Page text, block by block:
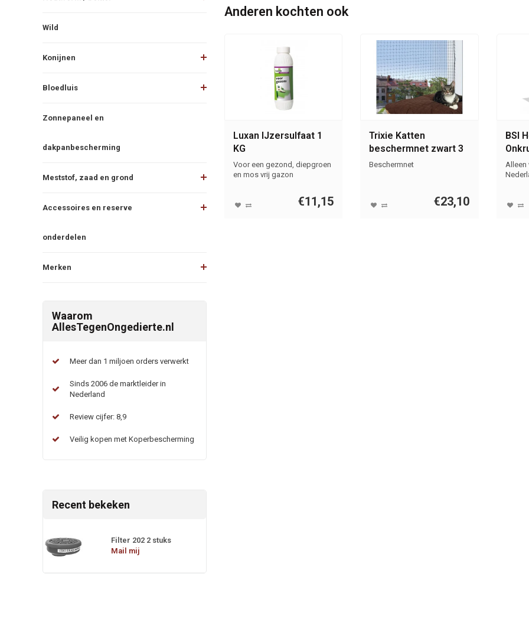
Wild
Konijnen
Bloedluis
Zonnepaneel en
dakpanbescherming
Meststof, zaad en grond
Accessoires en reserve
onderdelen
Merken
Waarom
AllesTegenOngedierte.nl
Meer dan 1 miljoen orders verwerkt
Sinds 2006 de marktleider in
Nederland
Review cijfer: 8,9
Veilig kopen met Koperbescherming
Recent bekeken
Filter 202 2 stuks
Mail mij
Anderen kochten ook
Luxan IJzersulfaat 1
KG
Voor een gezond, diepgroen
en mos vrij gazon
€11,15
Trixie Katten
beschermnet zwart 3
x 4 M
Beschermnet
€23,10
BSI
ml
Alleen